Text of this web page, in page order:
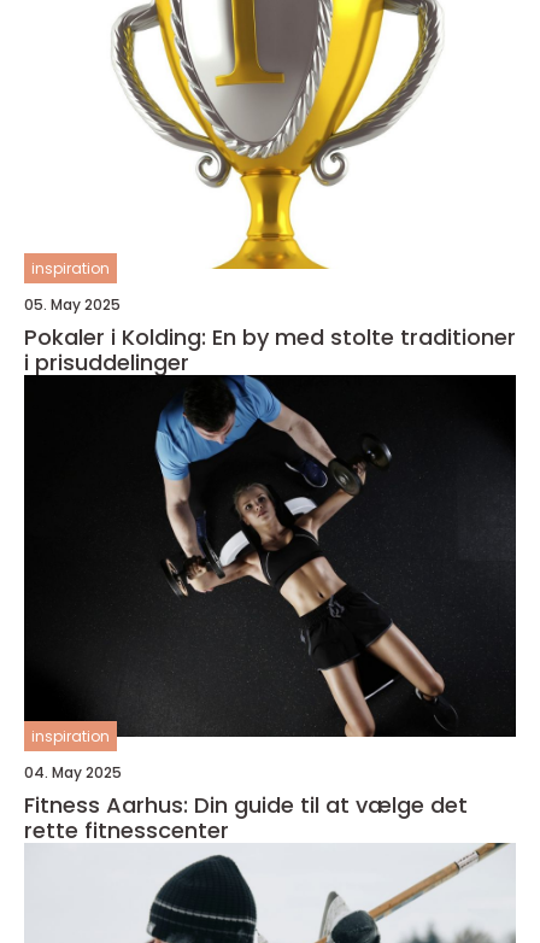
inspiration
05. May 2025
Pokaler i Kolding: En by med stolte traditioner
i prisuddelinger
inspiration
04. May 2025
Fitness Aarhus: Din guide til at vælge det
rette fitnesscenter